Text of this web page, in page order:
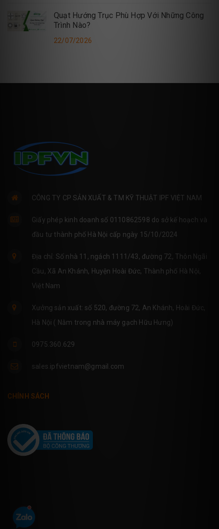
Quạt Hướng Trục Phù Hợp Với Những Công
Trình Nào?
22/07/2026
CÔNG TY CP SẢN XUẤT & TM KỸ THUẬT IPF VIỆT NAM
Giấy phép kinh doanh số 0110862598 do sở kế hoạch và
đầu tư thành phố Hà Nội cấp ngày 15/10/2024
Địa chỉ: Số nhà 11, ngách 1111/43, đường 72, Thôn Ngãi
Cầu, Xã An Khánh, Huyện Hoài Đức, Thành phố Hà Nội,
Việt Nam
Xưởng sản xuất: số 520, đường 72, An Khánh, Hoài Đức,
Hà Nội ( Nằm trong nhà máy gạch Hữu Hưng)
0975.360.629
sales.ipfvietnam@gmail.com
CHÍNH SÁCH